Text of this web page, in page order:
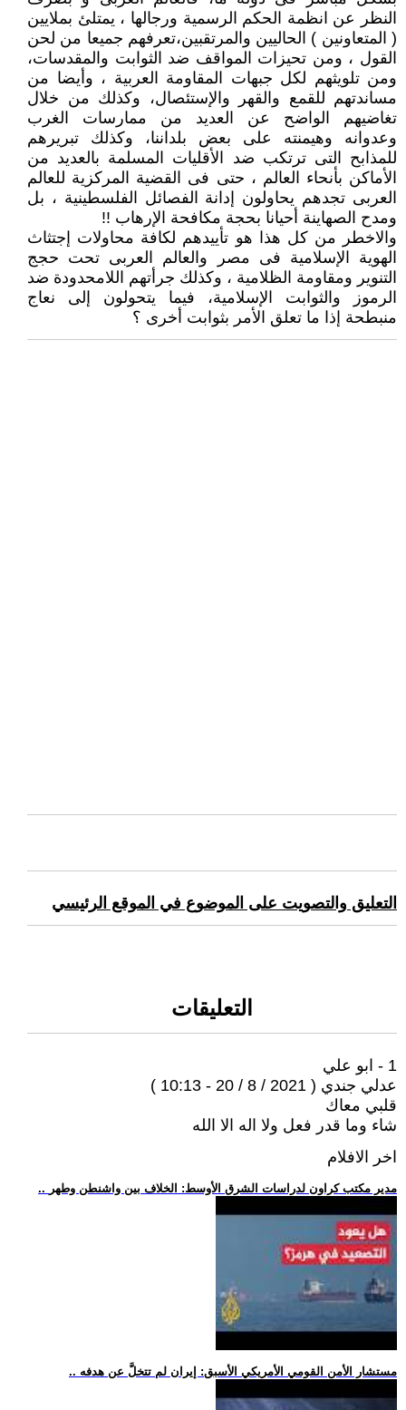
النظر عن انظمة الحكم الرسمية ورجالها ، يمتلئ بملايين
( المتعاونين ) الحاليين والمرتقبين،تعرفهم جميعا من لحن
القول ، ومن تحيزات المواقف ضد الثوابت والمقدسات،
ومن تلويثهم لكل جبهات المقاومة العربية ، وأيضا من
مساندتهم للقمع والقهر والإستئصال، وكذلك من خلال
تغاضيهم الواضح عن العديد من ممارسات الغرب
وعدوانه وهيمنته على بعض بلداننا، وكذلك تبريرهم
للمذابح التى ترتكب ضد الأقليات المسلمة بالعديد من
الأماكن بأنحاء العالم ، حتى فى القضية المركزية للعالم
العربى تجدهم يحاولون إدانة الفصائل الفلسطينية ، بل
ومدح الصهاينة أحيانا بحجة مكافحة الإرهاب !!
والاخطر من كل هذا هو تأييدهم لكافة محاولات إجتثاث
الهوية الإسلامية فى مصر والعالم العربى تحت حجج
التنوير ومقاومة الظلامية ، وكذلك جرأتهم اللامحدودة ضد
الرموز والثوابت الإسلامية، فيما يتحولون إلى نعاج
منبطحة إذا ما تعلق الأمر بثوابت أخرى ؟
التعليق والتصويت على الموضوع في الموقع الرئيسي
التعليقات
1 - ابو علي
عدلي جندي ( 2021 / 8 / 20 - 10:13 )
قلبي معاك
شاء وما قدر فعل ولا اله الا الله
اخر الافلام
.. مدير مكتب كراون لدراسات الشرق الأوسط: الخلاف بين واشنطن وطهر
.. مستشار الأمن القومي الأمريكي الأسبق: إيران لم تتخلَّ عن هدفه